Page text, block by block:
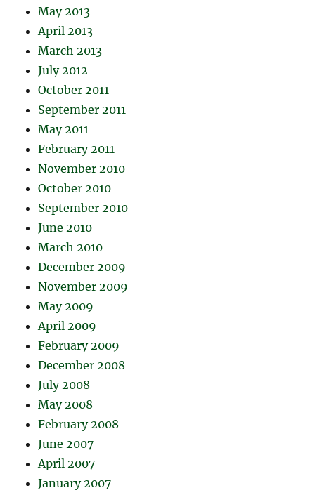
May 2013
April 2013
March 2013
July 2012
October 2011
September 2011
May 2011
February 2011
November 2010
October 2010
September 2010
June 2010
March 2010
December 2009
November 2009
May 2009
April 2009
February 2009
December 2008
July 2008
May 2008
February 2008
June 2007
April 2007
January 2007